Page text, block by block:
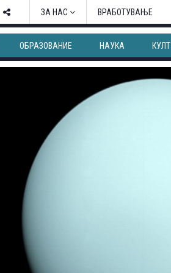
ЗА НАС ВРАБОТУВАЊЕ
ОБРАЗОВАНИЕ НАУКА